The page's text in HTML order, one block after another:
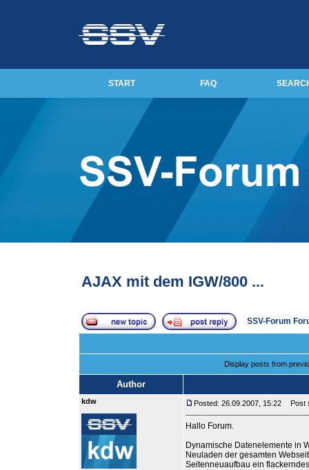
START FAQ
AJAX mit dem IGW/800 ...
SSV-Forum
Display posts from
Author
kdw Posted: 26.09.2007, 15:22 Post
Hallo Forum.
Dynamische Datenelemente in
Neuladen der gesamten
Seitenneuaufbau ein